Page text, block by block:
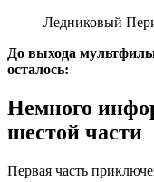
Ледниковый
До выхода
осталось:
Немного
шестой части
Первая часть